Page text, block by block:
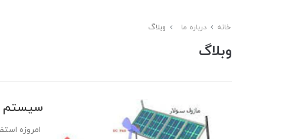
خانه درباره ما وبلاگ
وبلاگ
سیستم
امروزه